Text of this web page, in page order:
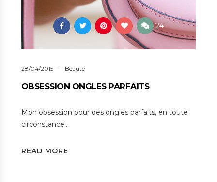
24
28/04/2015 Beauté
OBSESSION ONGLES PARFAITS
Mon obsession pour des ongles parfaits, en toute
circonstance…
READ MORE